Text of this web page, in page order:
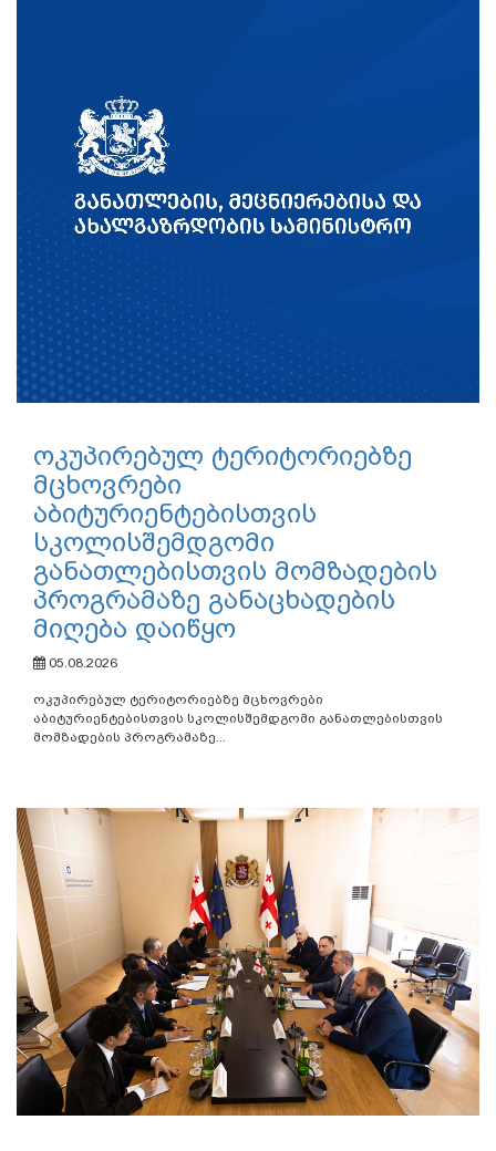
ოკუპირებულ ტერიტორიებზე
მცხოვრები
აბიტურიენტებისთვის
სკოლისშემდგომი
განათლებისთვის მომზადების
პროგრამაზე განაცხადების
მიღება დაიწყო
05.08.2026
ოკუპირებულ ტერიტორიებზე მცხოვრები
აბიტურიენტებისთვის სკოლისშემდგომი განათლებისთვის
მომზადების პროგრამაზე...